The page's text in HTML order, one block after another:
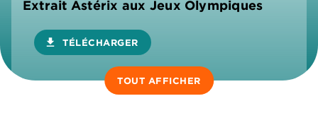
Extrait Astérix aux Jeux Olympiques
download TÉLÉCHARGER
TOUT AFFICHER